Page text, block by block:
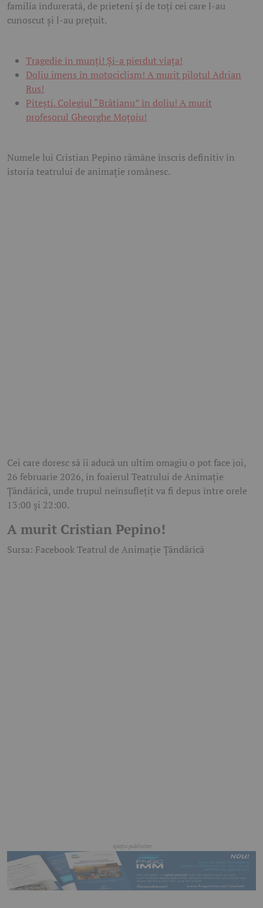
familia îndurerată, de prieteni și de toți cei care l-au
cunoscut și l-au prețuit.
Tragedie în munți! Și-a pierdut viața!
Doliu imens în motociclism! A murit pilotul Adrian
Rus!
Pitești. Colegiul “Brătianu” în doliu! A murit
profesorul Gheorghe Moțoiu!
Numele lui Cristian Pepino rămâne înscris definitiv în
istoria teatrului de animație românesc.
Cei care doresc să îi aducă un ultim omagiu o pot face joi,
26 februarie 2026, în foaierul Teatrului de Animație
Țăndărică, unde trupul neînsuflețit va fi depus între orele
13:00 și 22:00.
A murit Cristian Pepino!
Sursa: Facebook Teatrul de Animație Țăndărică